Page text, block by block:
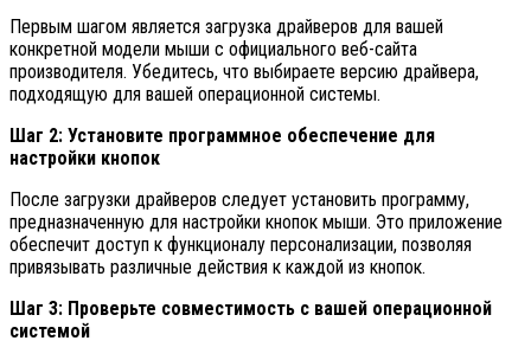
Первым шагом является загрузка драйверов для вашей
конкретной модели мыши с официального веб-сайта
производителя. Убедитесь, что выбираете версию драйвера,
подходящую для вашей операционной системы.
Шаг 2: Установите программное обеспечение для
настройки кнопок
После загрузки драйверов следует установить программу,
предназначенную для настройки кнопок мыши. Это приложение
обеспечит доступ к функционалу персонализации, позволяя
привязывать различные действия к каждой из кнопок.
Шаг 3: Проверьте совместимость с вашей операционной
системой